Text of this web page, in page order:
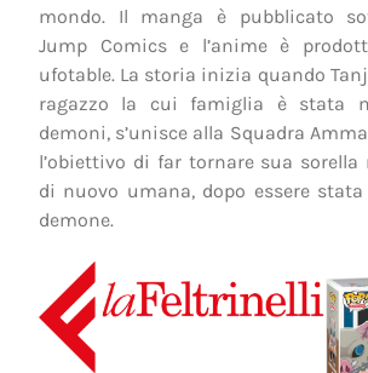
mondo. Il manga è pubblicato
Jump Comics e l’anime è
ufotable. La storia inizia quando
ragazzo la cui famiglia è stata
demoni, s’unisce alla Squadra
l’obiettivo di far tornare sua sorella
di nuovo umana, dopo essere
demone.